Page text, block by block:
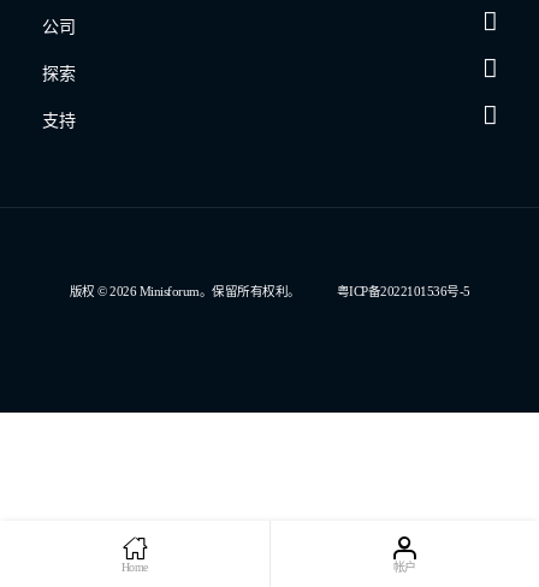
公司
探索
支持
版权 © 2026 Minisforum。保留所有权利。 粤ICP备2022101536号-5
Home 帐户